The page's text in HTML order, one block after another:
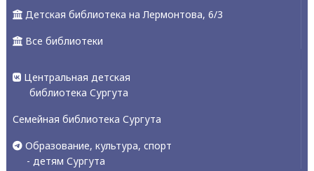
Детская библиотека на Лермонтова, 6/3
Все библиотеки
Центральная детская
библиотека Сургута
Семейная библиотека Сургута
Образование, культура, спорт
- детям Сургута